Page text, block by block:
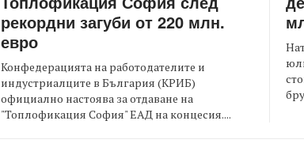
рекордни загуби от 220 млн.
евро
Конфедерацията на работодателите и
индустриалците в България (КРИБ)
официално настоява за отдаване на
"Топлофикация София" ЕАД на концесия....